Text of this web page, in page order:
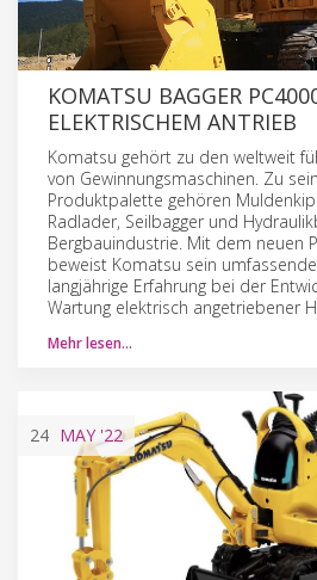
KOMATSU BAGGER
ELEKTRISCHEM ANTRIEB
Komatsu gehört zu den weltweit
von Gewinnungsmaschinen. Zu
Produktpalette gehören
Radlader, Seilbagger und
Bergbauindustrie. Mit dem neuen
beweist Komatsu sein
langjährige Erfahrung bei der
Wartung elektrisch angetriebener
Mehr lesen…
24 MAY '22